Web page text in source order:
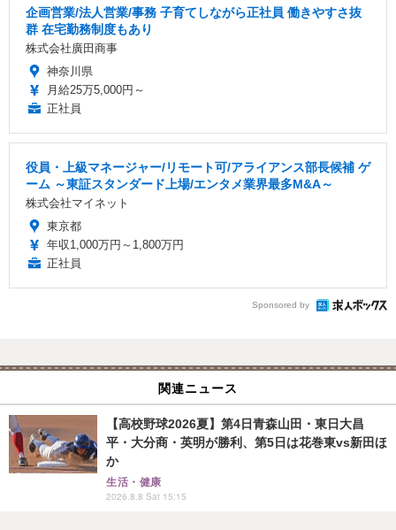
企画営業/法人営業/事務 子育てしながら正社員 働きやすさ抜
群 在宅勤務制度もあり
株式会社廣田商事
神奈川県
月給25万5,000円～
正社員
役員・上級マネージャー/リモート可/アライアンス部長候補 ゲ
ーム ～東証スタンダード上場/エンタメ業界最多M&A～
株式会社マイネット
東京都
年収1,000万円～1,800万円
正社員
Sponsored by
関連ニュース
【高校野球2026夏】第4日青森山田・東日大昌
平・大分商・英明が勝利、第5日は花巻東vs新田ほ
か
生活・健康
2026.8.8 Sat 15:15